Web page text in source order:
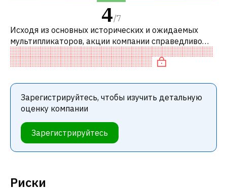
Риски
4/7
Исходя из основных исторических и ожидаемых
мультипликаторов, акции компании справедливо
оценены по сравнению с аналогичными компаниями.
В частности, акция компании недоо
Зарегистрируйтесь, чтобы изучить детальную
оценку компании
Зарегистрируйтесь